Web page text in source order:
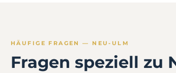
HÄUFIGE FRAGEN — NEU-ULM
Fragen speziell zu